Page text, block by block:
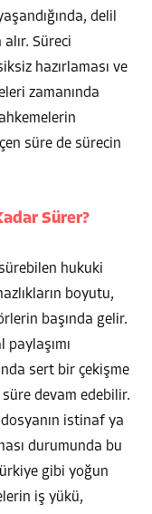
delil
Süreci
hazırlaması ve
zamanında
süre de sürecin
Sürer?
hukuki
boyutu,
başında gelir.
sert bir çekişme
devam edebilir.
istinaf ya
durumunda bu
gibi yoğun
iş yükü,